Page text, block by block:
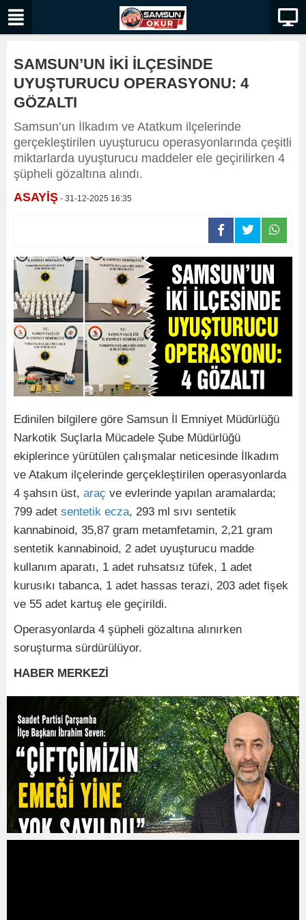
SAMSUN’UN İKİ İLÇESİNDE
UYUŞTURUCU OPERASYONU: 4
GÖZALTI
Samsun’un İlkadım ve Atatkum ilçelerinde
gerçekleştirilen uyuşturucu operasyonlarında çeşitli
miktarlarda uyuşturucu maddeler ele geçirilirken 4
şüpheli gözaltına alındı.
ASAYİŞ - 31-12-2025 16:35
Edinilen bilgilere göre Samsun İl Emniyet Müdürlüğü
Narkotik Suçlarla Mücadele Şube Müdürlüğü
ekiplerince yürütülen çalışmalar neticesinde İlkadım
ve Atakum ilçelerinde gerçekleştirilen operasyonlarda
4 şahsın üst, araç ve evlerinde yapılan aramalarda;
799 adet sentetik ecza, 293 ml sıvı sentetik
kannabinoid, 35,87 gram metamfetamin, 2,21 gram
sentetik kannabinoid, 2 adet uyuşturucu madde
kullanım aparatı, 1 adet ruhsatsız tüfek, 1 adet
kurusıkı tabanca, 1 adet hassas terazi, 203 adet fişek
ve 55 adet kartuş ele geçirildi.
Operasyonlarda 4 şüpheli gözaltına alınırken
soruşturma sürdürülüyor.
HABER MERKEZİ